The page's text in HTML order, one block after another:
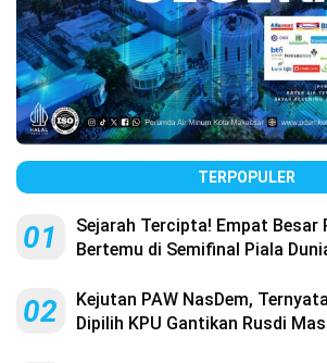
TERPOPULER
01
Sejarah Tercipta! Empat Besar
Bertemu di Semifinal Piala
02
Kejutan PAW NasDem,
Dipilih KPU Gantikan Rusdi